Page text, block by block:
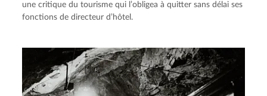
une critique du tourisme qui l’obligea à quitter sans délai ses
fonctions de directeur d’hôtel.